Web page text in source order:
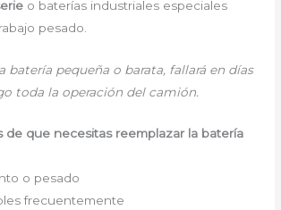
o baterías industriales especiales
pesado.
batería pequeña o barata, fallará en días
toda la operación del camión.
de que necesitas reemplazar la batería
o pesado
frecuentemente